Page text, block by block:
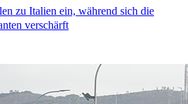
zu Italien ein, während sich die
verschärft